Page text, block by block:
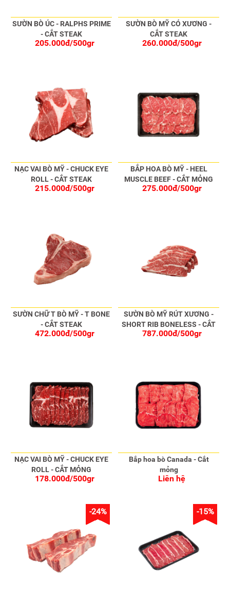
SƯỜN BÒ ÚC - RALPHS PRIME
- CẮT STEAK
205.000đ/500gr
SƯỜN BÒ MỸ CÓ XƯƠNG -
CẮT STEAK
260.000đ/500gr
NẠC VAI BÒ MỸ - CHUCK EYE
ROLL - CẮT STEAK
215.000đ/500gr
BẮP HOA BÒ MỸ - HEEL
MUSCLE BEEF - CẮT MỎNG
275.000đ/500gr
SƯỜN CHỮ T BÒ MỸ - T BONE
- CẮT STEAK
472.000đ/500gr
SƯỜN BÒ MỸ RÚT XƯƠNG -
SHORT RIB BONELESS - CẮT
STEAK
787.000đ/500gr
NẠC VAI BÒ MỸ - CHUCK EYE
ROLL - CẮT MỎNG
178.000đ/500gr
Bắp hoa bò Canada - Cắt
mỏng
Liên hệ
-24% -15%